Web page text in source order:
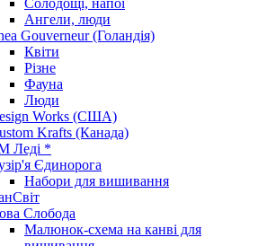
Ангели, люди
Gouverneur (Голандія)
Квіти
Різне
Фауна
Люди
Works (США)
Krafts (Канада)
Леді *
Єдинорога
Набори для вишивання
Слобода
Малюнок-схема на канві для